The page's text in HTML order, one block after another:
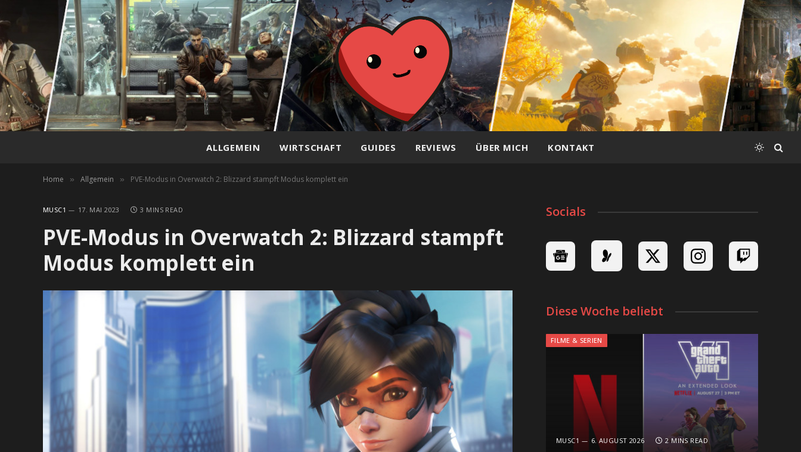
ALLGEMEIN WIRTSCHAFT GUIDES REVIEWS ÜBER MICH KONTAKT
Home » Allgemein » PVE-Modus in Overwatch 2: Blizzard stampft Modus komplett ein
MUSC1 17. MAI 2023 3 MINS READ
PVE-Modus in Overwatch 2: Blizzard stampft
Modus komplett ein
Socials
Diese Woche beliebt
FILME & SERIEN
MUSC1 6. AUGUST 2026 2 MINS READ